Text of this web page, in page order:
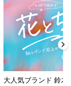
大人気ブランド 鈴木